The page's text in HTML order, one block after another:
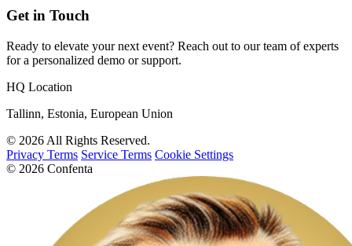
Get in Touch
Ready to elevate your next event? Reach out to our team of experts
for a personalized demo or support.
HQ Location
Tallinn, Estonia, European Union
© 2026 All Rights Reserved.
Privacy Terms Service Terms Cookie Settings
© 2026 Confenta